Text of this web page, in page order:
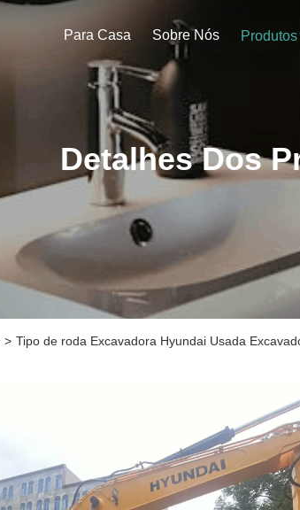
Para Casa Sobre Nós Produtos
Detalhes Dos
> Tipo de roda Excavadora Hyundai Usada